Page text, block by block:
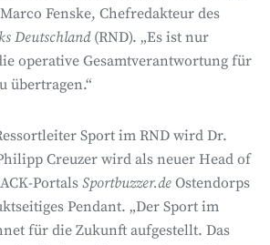
Fenske, Chefredakteur des
Deutschland(RND). „Es ist nur
operative Gesamtverantwortung für
übertragen.“
Sport im RND wird Dr.
Creuzer wird als neuer Head of
Portals Sportbuzzer.de Ostendorps
Pendant. „Der Sport im
für die Zukunft aufgestellt. Das